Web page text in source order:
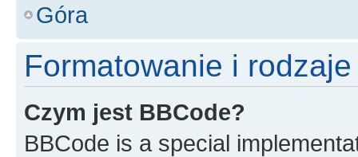
Góra
Formatowanie i
Czym jest BBCode?
BBCode is a special